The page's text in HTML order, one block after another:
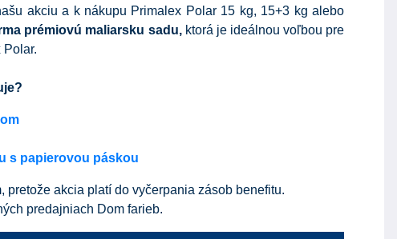
akciu a k nákupu Primalex Polar 15 kg, 15+3 kg alebo
prémiovú maliarsku sadu,ktorá je ideálnou voľbou pre
Polar.
s papierovou páskou
pretože akcia platí do vyčerpania zásob benefitu.
predajniach Dom farieb.